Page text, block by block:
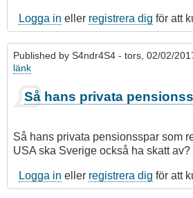
Logga in eller registrera dig för att
Published by S4ndr4S4 - tors, 02/02/
länk
Så hans privata
Så hans privata pensionsspar som
USA ska Sverige också ha skatt av?
Logga in eller registrera dig för att